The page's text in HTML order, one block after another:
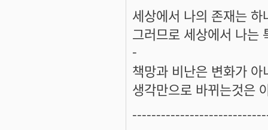
세상에서 나의 존재는 하
그러므로 세상에서 나는
-
책망과 비난은 변화가 아
생각만으로 바뀌는것은